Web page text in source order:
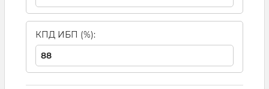
КПД ИБП (%):